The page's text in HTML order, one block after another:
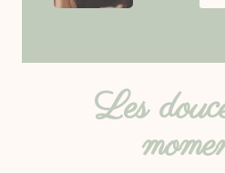
Les